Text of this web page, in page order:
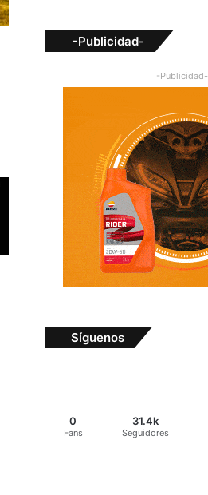
-Publicidad-
-Publicidad-
Síguenos
0
Fans
31.4k
Seguidores